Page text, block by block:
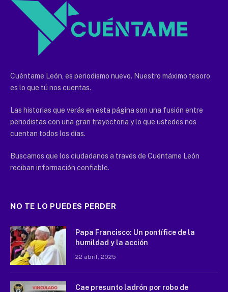
Cuéntame León, es periodismo nuevo. Nuestro máximo tesoro
es lo que tú nos cuentas.
Las historias que verás en esta página son una fusión entre
periodistas con una gran trayectoria y lo que ustedes nos
cuentan todos los días.
Buscamos que los ciudadanos a través de Cuéntame León
reciban información confiable.
NO TE LO PUEDES PERDER
Papa Francisco: Un pontífice de la
humildad y la acción
22 abril, 2025
Cae presunto ladrón por robo de